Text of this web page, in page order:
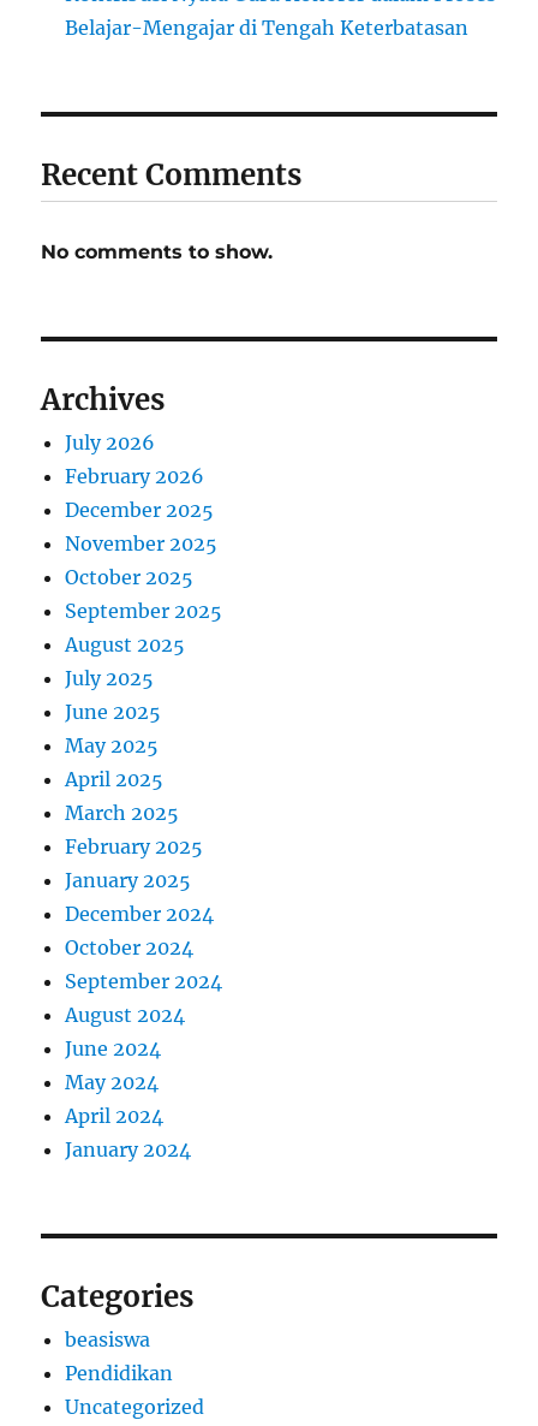
Belajar-Mengajar di Tengah Keterbatasan
Recent Comments
No comments to show.
Archives
July 2026
February 2026
December 2025
November 2025
October 2025
September 2025
August 2025
July 2025
June 2025
May 2025
April 2025
March 2025
February 2025
January 2025
December 2024
October 2024
September 2024
August 2024
June 2024
May 2024
April 2024
January 2024
Categories
beasiswa
Pendidikan
Uncategorized